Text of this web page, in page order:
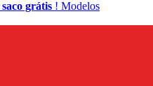
saco grátis ! Modelos